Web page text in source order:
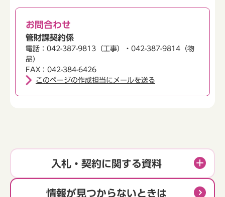
お問合わせ
管財課契約係
電話：042-387-9813（工事）・042-387-9814（物
品）
FAX：042-384-6426
このページの作成担当にメールを送る
入札・契約に関する資料
情報が見つからないときは